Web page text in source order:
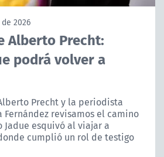
2026
Alberto Precht:
podrá volver a
Precht y la periodista
revisamos el camino
esquivó al viajar a
cumplió un rol de testigo